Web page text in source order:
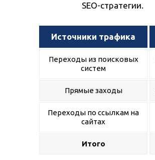
SEO-стратегии.
Источники трафика
Переходы из поисковых
систем
Прямые заходы
Переходы по ссылкам на
сайтах
Итого